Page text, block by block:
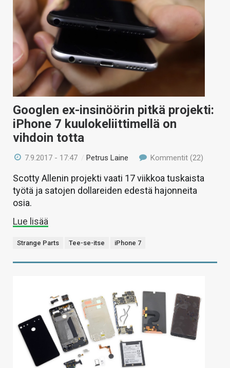
Googlen ex-insinöörin pitkä projekti:
iPhone 7 kuulokeliittimellä on
vihdoin totta
7.9.2017 - 17:47 /Petrus Laine Kommentit (22)
Scotty Allenin projekti vaati 17 viikkoa tuskaista
työtä ja satojen dollareiden edestä hajonneita
osia.
Lue lisää
Strange Parts Tee-se-itse iPhone 7